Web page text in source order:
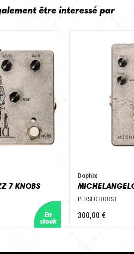
être interessé par
7 KNOBS
Dophix
PERSEO BOOST
300,00 €